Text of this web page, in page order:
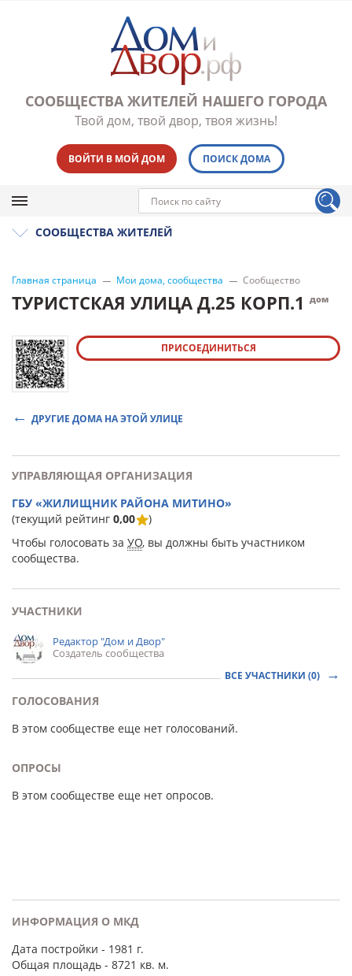
СООБЩЕСТВА ЖИТЕЛЕЙ НАШЕГО ГОРОДА
Твой дом, твой двор, твоя жизнь!
ВОЙТИ В МОЙ ДОМ ПОИСК ДОМА
СООБЩЕСТВА ЖИТЕЛЕЙ
Главная страница Мои дома, сообщества Сообщество
ТУРИСТСКАЯ УЛИЦА Д.25 КОРП.1 дом
ПРИСОЕДИНИТЬСЯ
ДРУГИЕ ДОМА НА ЭТОЙ УЛИЦЕ
УПРАВЛЯЮЩАЯ ОРГАНИЗАЦИЯ
ГБУ «ЖИЛИЩНИК РАЙОНА МИТИНО»
(текущий рейтинг 0,00
)
Чтобы голосовать за УО, вы должны быть участником
сообщества.
УЧАСТНИКИ
Редактор "Дом и Двор"
Создатель сообщества
ВСЕ УЧАСТНИКИ (0)
ГОЛОСОВАНИЯ
В этом сообществе еще нет голосований.
ОПРОСЫ
В этом сообществе еще нет опросов.
ИНФОРМАЦИЯ О МКД
Дата постройки - 1981 г.
Общая площадь - 8721 кв. м.